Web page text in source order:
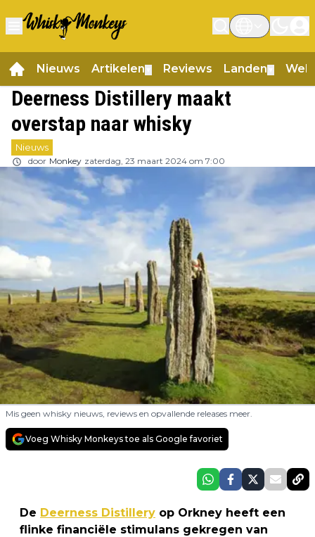
Nieuws Artikelen Reviews Landen
Deerness Distillery maakt
overstap naar whisky
Nieuws
door Monkey zaterdag, 23 maart 2024 om 7:00
Mis geen whisky nieuws, reviews en opvallende releases meer.
Voeg Whisky Monkeys toe als Google favoriet
De Deerness Distillery op Orkney heeft een
flinke financiële stimulans gekregen van